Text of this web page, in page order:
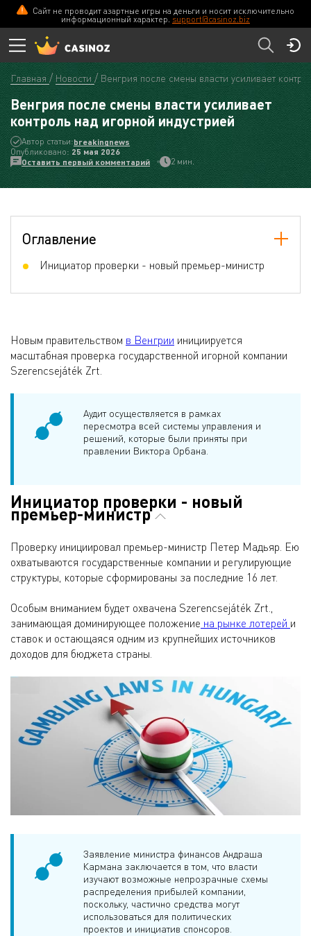
Сайт не проводит азартные игры на деньги и носит исключительно
информационный характер. support@casinoz.biz
Главная Новости Венгрия после смены власти усиливает
Венгрия после смены власти усиливает
контроль над игорной индустрией
Автор статьи:breakingnews
Опубликовано: 25 мая 2026
Оставить первый комментарий
2 мин.
Оглавление
Инициатор проверки - новый премьер-министр
Новым правительством в Венгрии инициируется
масштабная проверка государственной игорной компании
Szerencsejáték Zrt.
Аудит осуществляется в рамках
пересмотра всей системы управления и
решений, которые были приняты при
правлении Виктора Орбана.
Инициатор проверки - новый
премьер-министр
Проверку инициировал премьер-министр Петер Мадьяр. Ею
охватываются государственные компании и регулирующие
структуры, которые сформированы за последние 16 лет.
Особым вниманием будет охвачена Szerencsejáték Zrt.,
занимающая доминирующее положение на рынке лотерей и
ставок и остающаяся одним из крупнейших источников
доходов для бюджета страны.
Заявление министра финансов Андраша
Кармана заключается в том, что власти
изучают возможные непрозрачные схемы
распределения прибылей компании,
поскольку, частично средства могут
использоваться для политических
проектов и инициатив спонсоров.